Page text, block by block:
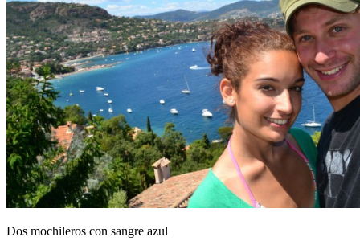
Dos mochileros con sangre azul